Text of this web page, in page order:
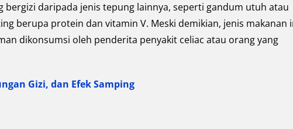
bergizi daripada jenis tepung lainnya, seperti gandum utuh atau
berupa protein dan vitamin V. Meski demikian, jenis makanan
dikonsumsi oleh penderita penyakit celiac atau orang yang
Gizi, dan Efek Samping